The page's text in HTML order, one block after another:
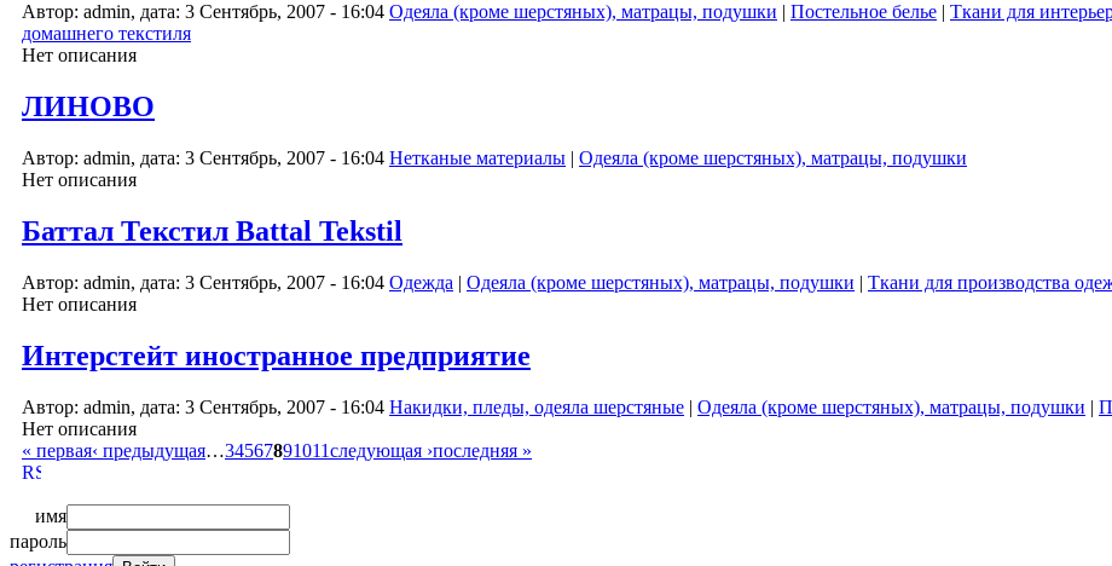
Автор: admin, дата: 3 Сентябрь, 2007 - 16:04 Одеяла (кроме шерстяных), матрацы, подушки | Постельное белье | Ткани для
домашнего текстиля
Нет описания
ЛИНОВО
Автор: admin, дата: 3 Сентябрь, 2007 - 16:04 Нетканые материалы | Одеяла (кроме шерстяных), матрацы, подушки
Нет описания
Баттал Текстил Battal Tekstil
Автор: admin, дата: 3 Сентябрь, 2007 - 16:04 Одежда | Одеяла (кроме шерстяных), матрацы, подушки | Ткани для производства
Нет описания
Интерстейт иностранное предприятие
Автор: admin, дата: 3 Сентябрь, 2007 - 16:04 Накидки, пледы, одеяла шерстяные | Одеяла (кроме шерстяных), матрацы, подушки |
Нет описания
« первая‹ предыдущая…34567891011следующая ›последняя »
имя
пароль